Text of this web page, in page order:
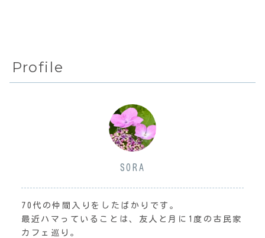
Profile
SORA
70代の仲間入りをしたばかりです。
最近ハマっていることは、友人と月に1度の古民家
カフェ巡り。